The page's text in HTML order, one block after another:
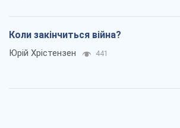
Коли закінчиться війна?
Юрій Хрістензен 441